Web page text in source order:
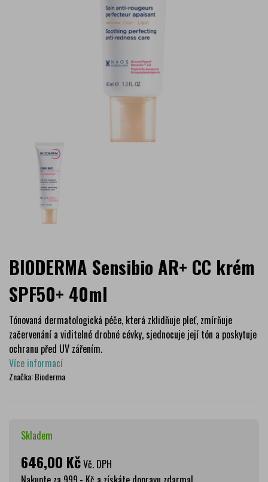
BIODERMA Sensibio AR+ CC krém
SPF50+ 40ml
Tónovaná dermatologická péče, která zklidňuje pleť, zmírňuje
začervenání a viditelné drobné cévky, sjednocuje její tón a poskytuje
ochranu před UV zářením.
Více informací
Značka:Bioderma
Skladem
646,00 KčVč. DPH